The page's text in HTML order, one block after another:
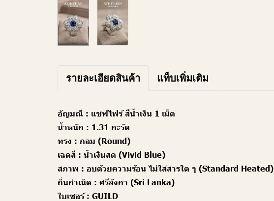
รายละเอียดสินค้า แท็บเพิ่มเติม
อัญมณี : แซฟไฟร์ สีน้ำเงิน 1 เม็ด
น้ำหนัก : 1.31 กะรัต
ทรง : กลม (Round)
เฉดสี : น้ำเงินสด (Vivid Blue)
สภาพ : อบด้วยความร้อน ไม่ใส่สารใด ๆ (Standard Heated)
ถิ่นกำเนิด : ศรีลังกา (Sri Lanka)
ใบเซอร์ : GUILD